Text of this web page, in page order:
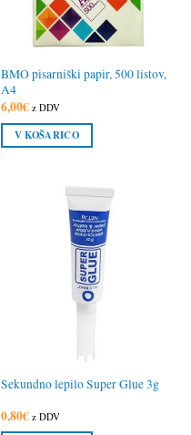
BMO pisarniški papir, 500 listov,
A4
6,00€ z DDV
V KOŠARICO
Sekundno lepilo Super Glue 3g
0,80€ z DDV